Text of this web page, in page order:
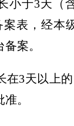
小于3天（
表，经本
案。
在3天以上
。